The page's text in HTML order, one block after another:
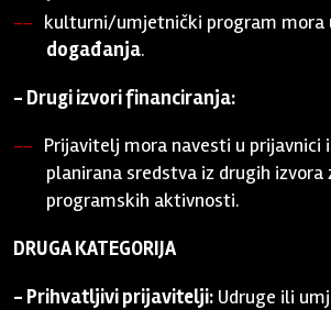
kulturni/umjetnički program mora
događanja.
- Drugi izvori financiranja:
Prijavitelj mora navesti u prijavnici
planirana sredstva iz drugih izvora
programskih aktivnosti.
DRUGA KATEGORIJA
- Prihvatljivi prijavitelji: Udruge ili